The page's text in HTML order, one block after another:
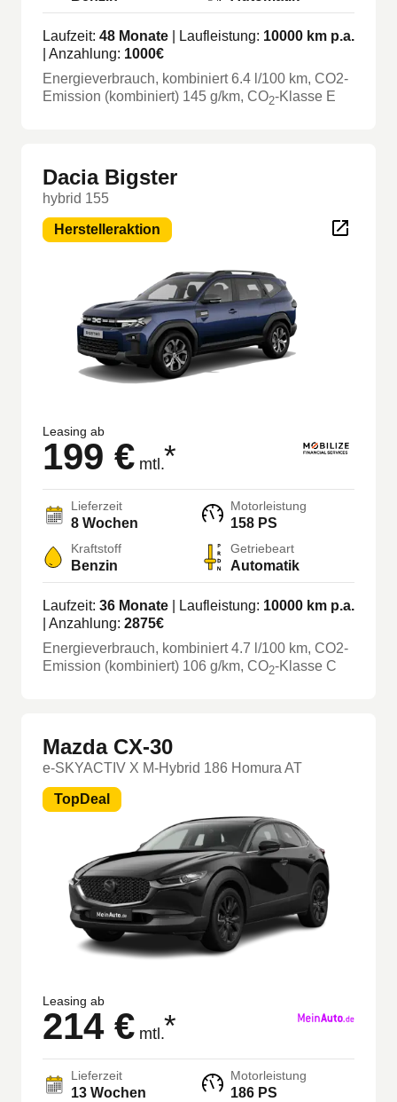
Laufzeit: 48 Monate | Laufleistung: 10000 km p.a.
| Anzahlung: 1000€
Energieverbrauch, kombiniert6.4 l/100 km, CO2-
Emission (kombiniert) 145 g/km, CO2-Klasse E
Dacia Bigster
hybrid 155
Herstelleraktion
Leasing ab
199 € mtl.*
Lieferzeit
8 Wochen
Motorleistung
158 PS
Kraftstoff
Benzin
Getriebeart
Automatik
Laufzeit: 36 Monate | Laufleistung: 10000 km p.a.
| Anzahlung: 2875€
Energieverbrauch, kombiniert4.7 l/100 km, CO2-
Emission (kombiniert) 106 g/km, CO2-Klasse C
Mazda CX-30
e-SKYACTIV X M-Hybrid 186 Homura AT
TopDeal
Leasing ab
214 € mtl.*
Lieferzeit
13 Wochen
Motorleistung
186 PS